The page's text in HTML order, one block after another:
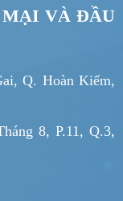
MẠI VÀ ĐẦU
Q. Hoàn Kiếm,
8, P.11, Q.3,